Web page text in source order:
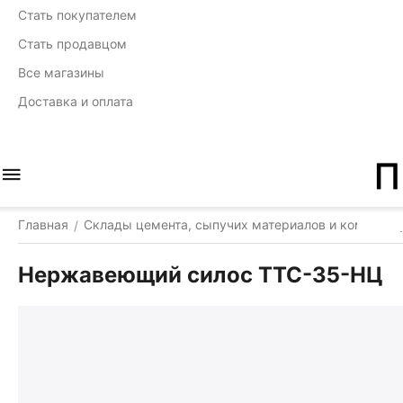
Стать покупателем
Стать продавцом
Все магазины
Доставка и оплата
Главная / Склады цемента, сыпучих материалов и
Нержавеющий силос ТТС-35-НЦ